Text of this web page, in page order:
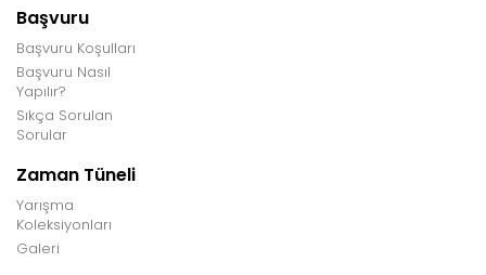
Başvuru
Başvuru Koşulları
Başvuru Nasıl
Yapılır?
Sıkça Sorulan
Sorular
Zaman Tüneli
Yarışma
Koleksiyonları
Galeri